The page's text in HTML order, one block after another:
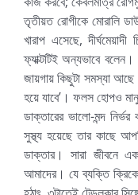
তৃতীয়ত রোগীকে মোরালি
খারাপ এসেছে,
ফ্যাক্টটিই অন্যভাবে
জায়গায় কিছুটা সমস্যা
হয়ে যাবে’। ফলস হোপও
ডাক্তারের ভালো-মন্দ
সুস্থ্য হয়েছে তার কাছে
ডাক্তার। সারা জীবনে
আমাদের। যে ব্যক্তি